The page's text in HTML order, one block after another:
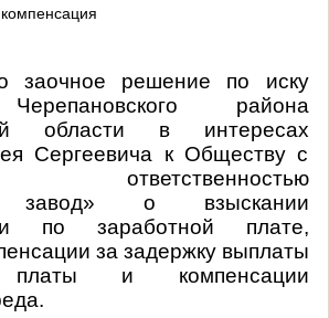
заочное решение по иску
района
области в интересах
Сергеевича к Обществу с
ответственностью
завод» о взыскании
по заработной плате,
за задержку выплаты
платы и компенсации
.